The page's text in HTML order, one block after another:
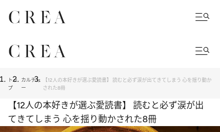
トッ
プ
カルチャ
ー
【12人の本好きが選ぶ愛読書】 読むと必ず涙が出てきてしまう 心を揺り動か
された8冊
【12人の本好きが選ぶ愛読書】 読むと必ず涙が出
てきてしまう 心を揺り動かされた8冊